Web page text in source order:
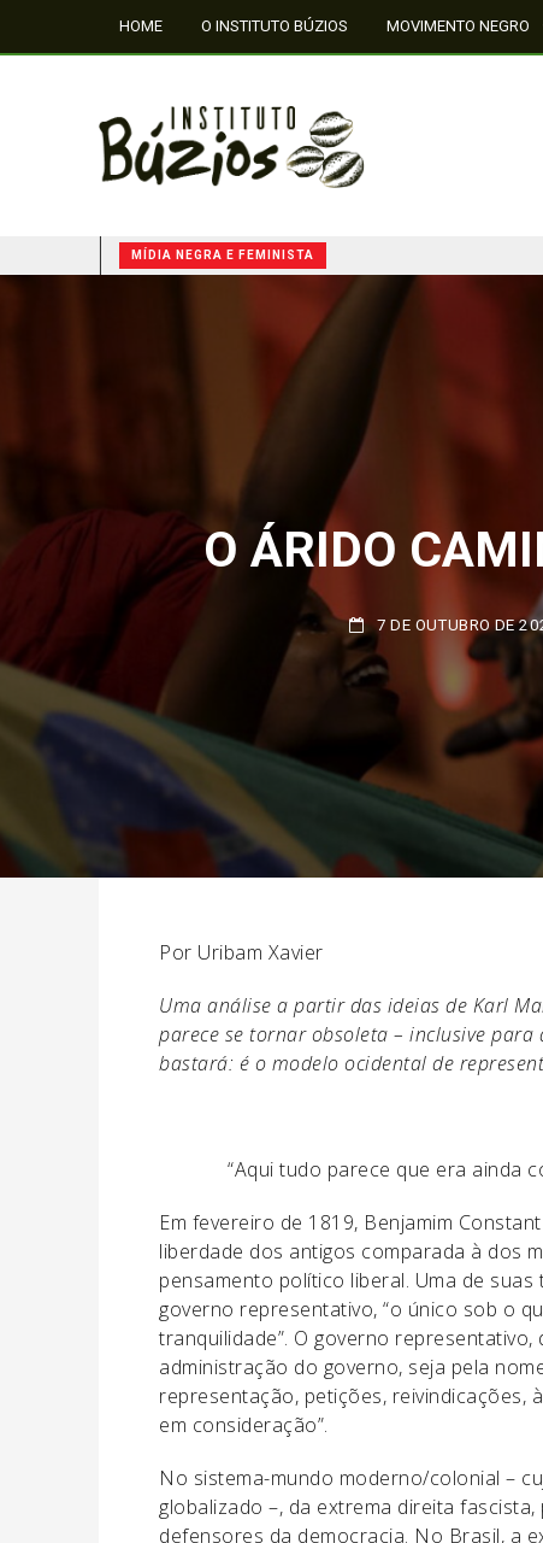
HOME O INSTITUTO BÚZIOS MOVIMENTO NEGRO
MÍDIA NEGRA E FEMINISTA
O ÁRIDO
7 DE OUTUBRO DE 2024
Por Uribam Xavier
Uma análise a partir das ideias de Karl
parece se tornar obsoleta – inclusive
bastará: é o modelo ocidental de
“Aqui tudo parece que era ainda
Em fevereiro de 1819, Benjamim
liberdade dos antigos comparada à dos
pensamento político liberal. Uma de
governo representativo, “o único sob o
tranquilidade”. O governo
administração do governo, seja pela
representação, petições, reivindicações,
em consideração”.
No sistema-mundo moderno/colonial –
globalizado –, da extrema direita
defensores da democracia. No Brasil, a